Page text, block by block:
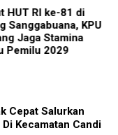
HUT RI ke-81 di
Sanggabuana, KPU
Jaga Stamina
Pemilu 2029
Cepat Salurkan
Kecamatan Candi